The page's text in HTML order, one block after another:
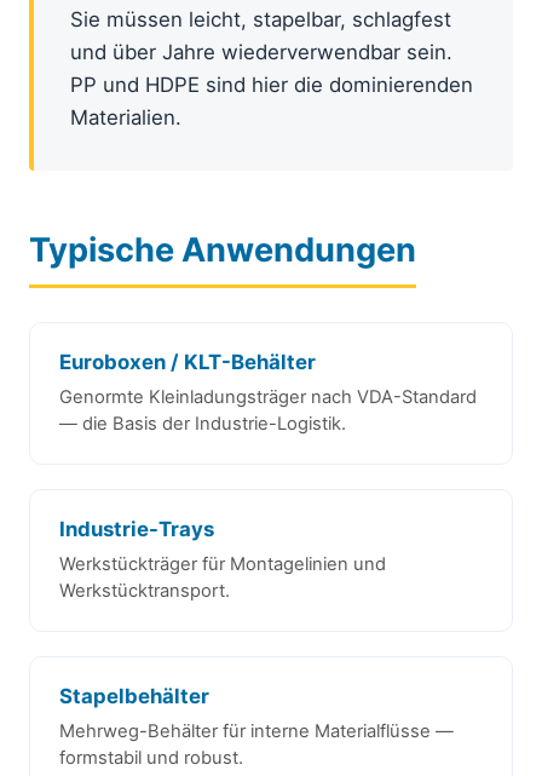
Sie müssen leicht, stapelbar, schlagfest
und über Jahre wiederverwendbar sein.
PP und HDPE sind hier die dominierenden
Materialien.
Typische Anwendungen
Euroboxen / KLT-Behälter
Genormte Kleinladungsträger nach VDA-Standard
— die Basis der Industrie-Logistik.
Industrie-Trays
Werkstückträger für Montagelinien und
Werkstücktransport.
Stapelbehälter
Mehrweg-Behälter für interne Materialflüsse —
formstabil und robust.